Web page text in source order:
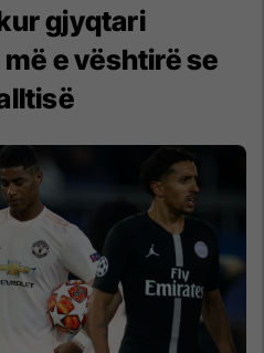
gjyqtari
e vështirë se